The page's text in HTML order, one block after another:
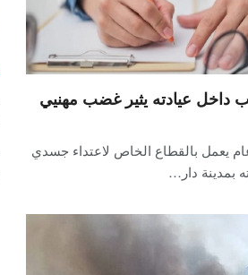
داخل عيادته يثير غضب مهنيي
يعمل بالقطاع الخاص لاعتداء جسدي
بمدينة دار…